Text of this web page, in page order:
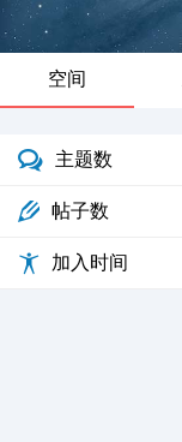
空间
主题数
帖子数
加入时间